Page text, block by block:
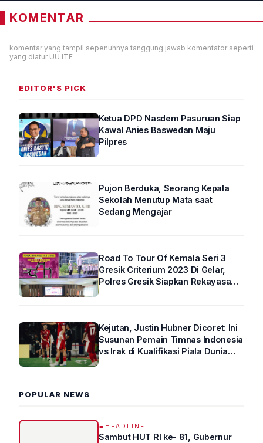
KOMENTAR
komentar yang tampil sepenuhnya tanggung jawab komentator seperti
yang diatur UU ITE
EDITOR'S PICK
Ketua DPD Nasdem Pasuruan Siap
Kawal Anies Baswedan Maju
Pilpres
Pujon Berduka, Seorang Kepala
Sekolah Menutup Mata saat
Sedang Mengajar
Road To Tour Of Kemala Seri 3
Gresik Criterium 2023 Di Gelar,
Polres Gresik Siapkan Rekayasa
Kejutan, Justin Hubner Dicoret: Ini
Susunan Pemain Timnas Indonesia
vs Irak di Kualifikasi Piala Dunia
POPULAR NEWS
HEADLINE
Sambut HUT RI ke- 81, Gubernur